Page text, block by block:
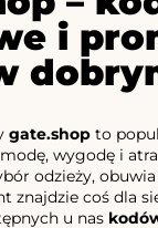
i
gate.shop to
wygodę i
odzieży,
znajdzie coś dla
u nas